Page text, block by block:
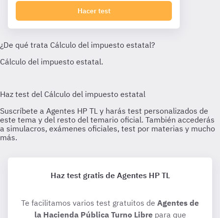
Hacer test
Haz test gratis de Agentes HP TL
Te facilitamos varios test gratuitos de Agentes de
la Hacienda Pública Turno Librepara que